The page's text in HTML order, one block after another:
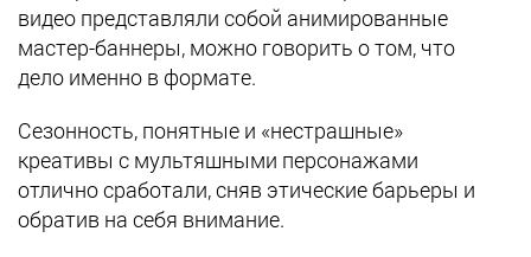
видео представляли собой анимированные
мастер-баннеры, можно говорить о том, что
дело именно в формате.
Сезонность, понятные и «нестрашные»
креативы с мультяшными персонажами
отлично сработали, сняв этические барьеры и
обратив на себя внимание.